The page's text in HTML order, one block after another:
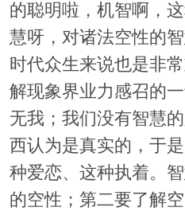
的聪明啦，机智啊，
慧呀，对诸法空性的
时代众生来说也是非
解现象界业力感召的
无我；我们没有智慧
西认为是真实的，于
种爱恋、这种执着。
的空性；第二要了解